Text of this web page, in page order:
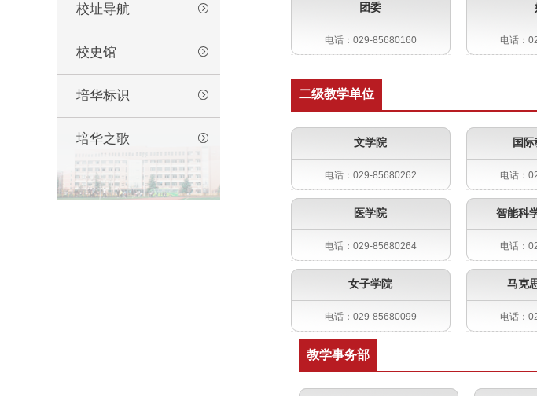
校址导航
校史馆
培华标识
培华之歌
团委
电话：029-85680160 电话：
二级教学单位
文学院
电话：029-85680262
国
电话：
医学院
电话：029-85680264
智能科
电话：
女子学院
电话：029-85680099
马克
电话：
教学事务部